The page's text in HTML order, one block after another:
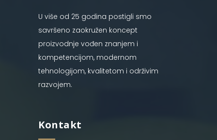
U više od 25 godina postigli smo
savršeno zaokružen koncept
proizvodnje vođen znanjem i
kompetencijom, modernom
tehnologijom, kvalitetom i održivim
razvojem.
Kontakt